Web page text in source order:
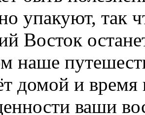
упакуют, так
Восток
наше
домой и время
ваши